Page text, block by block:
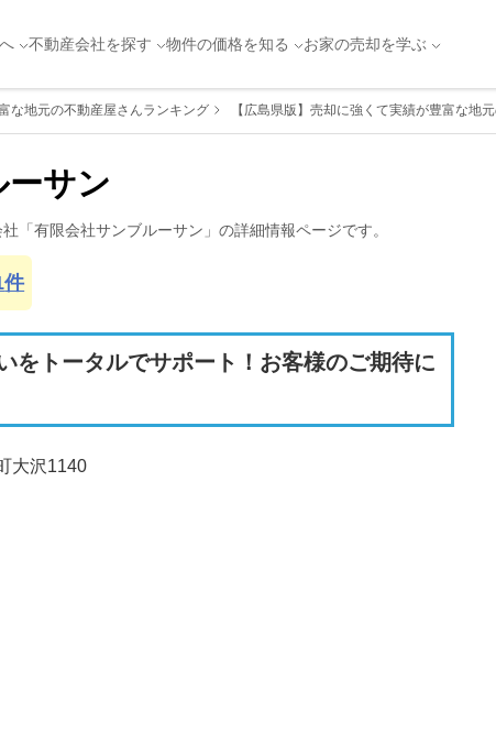
不動産会社を探す 物件の価格を知る お家の売却を学ぶ
な地元の不動産屋さんランキング 【広島県版】売却に強くて実績が豊富な地
ーサン
「 有限会社サンブルーサン 」の詳細情報ページです。
件
をトータルでサポート！お客様のご期待に
大沢1140